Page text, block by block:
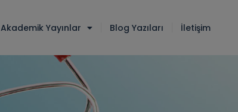
Akademik Yayınlar Blog Yazıları İletişim